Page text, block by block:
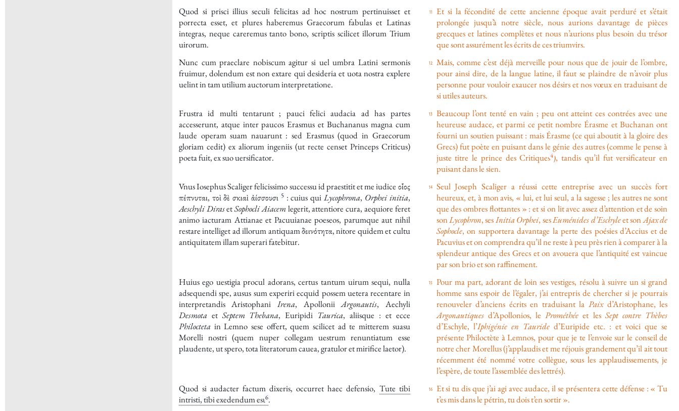
Quod si prisci illius seculi felicitas ad hoc nostrum pertinuisset et
porrecta esset, et plures haberemus Graecorum fabulas et Latinas
integras, neque careremus tanto bono, scriptis scilicet illorum Trium
uirorum.
Et si la fécondité de cette ancienne époque avait perduré et s’était
prolongée jusqu’à notre siècle, nous aurions davantage de pièces
grecques et latines complètes et nous n’aurions plus besoin du trésor
que sont assurément les écrits de ces triumvirs.
Nunc cum praeclare nobiscum agitur si uel umbra Latini sermonis
fruimur, dolendum est non extare qui desideria et uota nostra explere
uelint in tam utilium auctorum interpretatione.
Mais, comme c’est déjà merveille pour nous que de jouir de l’ombre,
pour ainsi dire, de la langue latine, il faut se plaindre de n’avoir plus
personne pour vouloir exaucer nos désirs et nos vœux en traduisant de
si utiles auteurs.
Frustra id multi tentarunt ; pauci felici audacia ad has partes
accesserunt, atque inter paucos Erasmus et Buchananusmagna cum
laude operam suam nauarunt : sed Erasmus(quod in Graecorum
gloriam cedit) ex aliorum ingeniis (ut recte censet Princeps Criticus)
poeta fuit, ex suo uersificator.
Beaucoup l’ont tenté en vain ; peu ont atteint ces contrées avec une
heureuse audace, et parmi ce petit nombre Érasme et Buchanan ont
fourni un soutien puissant : mais Érasme (ce qui aboutit à la gloire des
Grecs) fut poète en puisant dans le génie des autres (comme le pense à
juste titre le prince des Critiques4), tandis qu’il fut versificateur en
puisant dans le sien.
VnusIosephus Scaligerfelicissimo successu id praestitit et me iudice οἶος
πέπνυται, τοὶ δὲ σκιαὶ ἀίσσουσι 5 : cuius quiLycophrona, Orphei initia,
AeschyliDirasetSophocliAiacemlegerit, attentiore cura, aequiore feret
animo iacturam Attianae et Pacuuianae poeseos, parumque aut nihil
restare intelliget ad illorum antiquamδεινότητα, nitore quidem et cultu
antiquitatem illam superari fatebitur.
Seul Joseph Scaliger a réussi cette entreprise avec un succès fort
heureux, et, à mon avis, « lui, et lui seul, a la sagesse ; les autres ne sont
que des ombres flottantes » : et si on lit avec assez d’attention et de soin
sonLycophron, sesInitia Orphei, sesEuménides d’Eschyleet sonAjax de
Sophocle, on supportera davantage la perte des poésies d’Accius et de
Pacuvius et on comprendra qu’il ne reste à peu près rien à comparer à la
splendeur antique des Grecs et on avouera que l’antiquité est vaincue
par son brio et son raffinement.
Huius ego uestigia procul adorans, certus tantum uirum sequi, nulla
adsequendi spe, ausus sum experiri ecquid possem uetera recentare in
interpretandisAristophani Irena, Apollonii Argonautis, Aechyli
DesmotaetSeptem Thebana, Euripidi Taurica, aliisque : et ecce
Philoctetain Lemno sese offert, quem scilicet ad te mitterem suasu
Morellinostri (quem nuper collegam uestrum renuntiatum esse
plaudente, ut spero, tota literatorum cauea, gratulor et mirifice laetor).
Pour ma part, adorant de loin ses vestiges, résolu à suivre un si grand
homme sans espoir de l’égaler, j’ai entrepris de chercher si je pourrais
renouveler d’anciens écrits en traduisant laPaixd’Aristophane, les
Argonautiquesd’Apollonios, leProméthée et lesSept contre Thèbes
d’Eschyle, l’Iphigénie en Taurided’Euripide etc. : et voici que se
présente Philoctète à Lemnos, pour que je te l’envoie sur le conseil de
notre cher Morellus (j’applaudis et me réjouis grandement qu’il ait tout
récemment été nommé votre collègue, sous les applaudissements, je
l’espère, de toute l’assemblée des lettrés).
Quod si audacter factum dixeris, occurret haec defensio, Tute tibi
intristi, tibi exedendum est6.
Et si tu dis que j’ai agi avec audace, il se présentera cette défense : « Tu
t’es mis dans le pétrin, tu dois t’en sortir ».